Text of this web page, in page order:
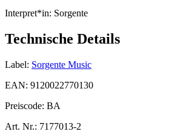
Interpret*in: Sorgente
Technische Details
Label: Sorgente Music
EAN: 9120022770130
Preiscode: BA
Art. Nr.: 7177013-2